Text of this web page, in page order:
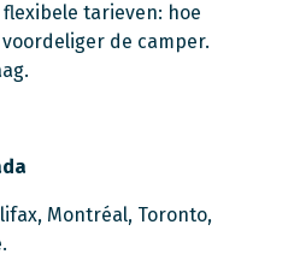
tarieven: hoe
de camper.
Montréal, Toronto,